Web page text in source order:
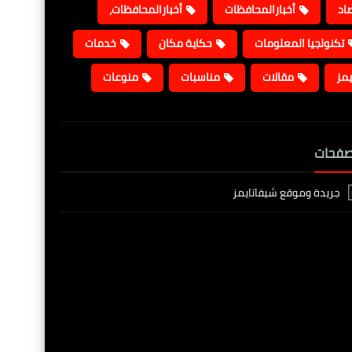
أخبارالمحافظات
أخبارالمحافظات،
تكنولجيا المعلومات
حكاية مكان
خدمات
مقالات مناسبات منوعات
جريدة وموقع شيفاتايمز